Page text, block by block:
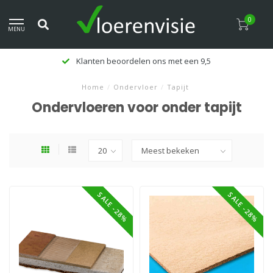
MENU
0
Klanten beoordelen ons met een 9,5
Home / Ondervloer / Tapijt
Ondervloeren voor onder tapijt
SALE -28% SALE -28%